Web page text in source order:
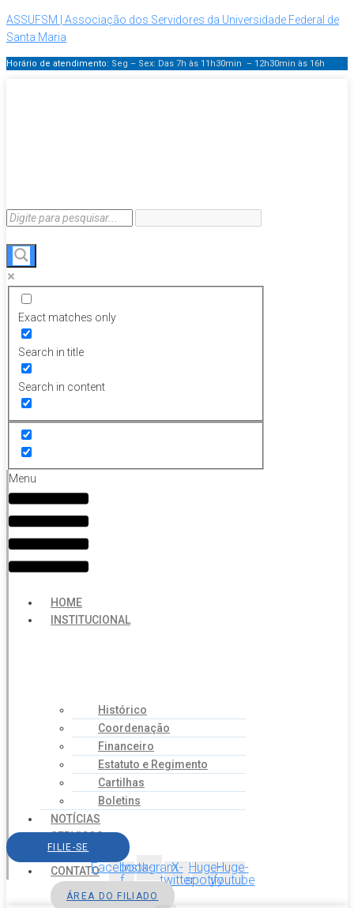
ASSUFSM | Associação dos Servidores da Universidade Federal de
Santa Maria
Horário de atendimento: Seg – Sex: Das 7h às 11h30min – 12h30min às 16h
Exact matches only
Search in title
Search in content
Menu
HOME
INSTITUCIONAL
Histórico
Coordenação
Financeiro
Estatuto e Regimento
Cartilhas
Boletins
NOTÍCIAS
SERVIÇOS
AGENDA
CONTATO
FILIE-SE
Facebook-
f
InstagramX-
twitter
Huge-
spotify
Huge-
youtube
ÁREA DO FILIADO